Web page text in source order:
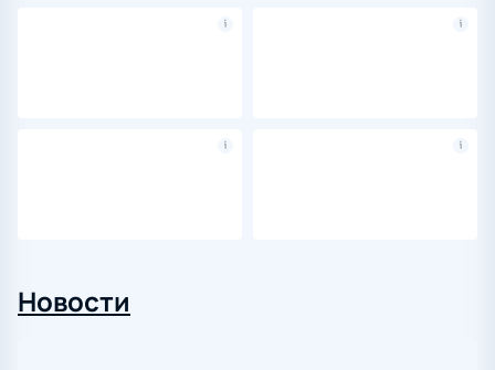
Новости